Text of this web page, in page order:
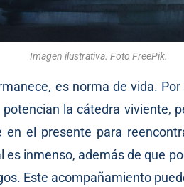
Imagen ilustrativa. Foto FreePik.
es norma de vida.
la cátedra viviente,
el presente para
es inmenso, además de que
Este acompañamiento